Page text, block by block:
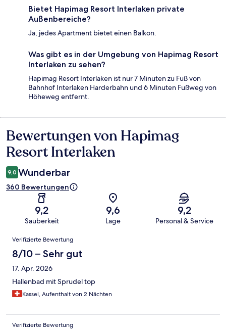
Bietet Hapimag Resort Interlaken private
Außenbereiche?
Ja, jedes Apartment bietet einen Balkon.
Was gibt es in der Umgebung von Hapimag Resort
Interlaken zu sehen?
Hapimag Resort Interlaken ist nur 7 Minuten zu Fuß von
Bahnhof Interlaken Harderbahn und 6 Minuten Fußweg von
Höheweg entfernt.
Bewertungen
Bewertungen von Hapimag
Resort Interlaken
9,0 Wunderbar
360 Bewertungen
9,2
Sauberkeit
9,6
Lage
9,2
Personal & Service
Bewertungen
Verifizierte Bewertung
8/10 – Sehr gut
17. Apr. 2026
Hallenbad mit Sprudel top
Kassel, Aufenthalt von 2 Nächten
Verifizierte Bewertung